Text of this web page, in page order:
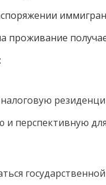
проживание
и перспективную